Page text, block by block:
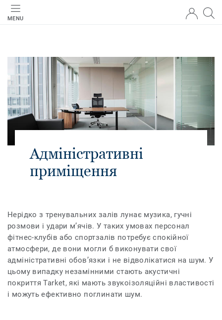
MENU
Адміністративні
приміщення
Нерідко з тренувальних залів лунає музика, гучні
розмови і удари м’ячів. У таких умовах персонал
фітнес-клубів або спортзалів потребує спокійної
атмосфери, де вони могли б виконувати свої
адміністративні обов’язки і не відволікатися на шум. У
цьому випадку незамінними стають акустичні
покриття Tarket, які мають звукоізоляційні властивості
і можуть ефективно поглинати шум.